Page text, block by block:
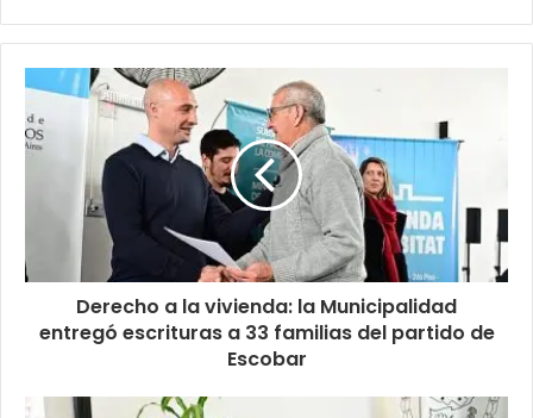
Derecho a la vivienda: la Municipalidad
entregó escrituras a 33 familias del partido de
Escobar